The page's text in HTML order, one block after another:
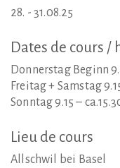
28. - 31.08.25
Dates de cours /
Donnerstag Beginn
Freitag + Samstag
Sonntag 9.15 –
Lieu de cours
Allschwil bei Basel